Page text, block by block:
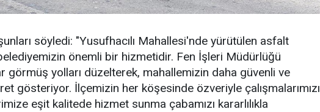
söyledi: "Yusufhacılı Mahallesi'nde yürütülen asfalt
önemli bir hizmetidir. Fen İşleri Müdürlüğü
görmüş yolları düzelterek, mahallemizin daha güvenli ve
gösteriyor. İlçemizin her köşesinde özveriyle çalışmalarımızı
eşit kalitede hizmet sunma çabamızı kararlılıkla